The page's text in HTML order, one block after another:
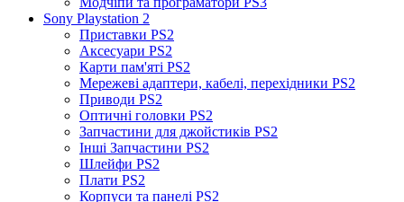
Sony Playstation 2
Приставки PS2
Аксесуари PS2
Карти пам'яті PS2
Мережеві адаптери, кабелі, перехідники PS2
Приводи PS2
Оптичні головки PS2
Запчастини для джойстиків PS2
Інші Запчастини PS2
Шлейфи PS2
Плати PS2
Корпуси та панелі PS2